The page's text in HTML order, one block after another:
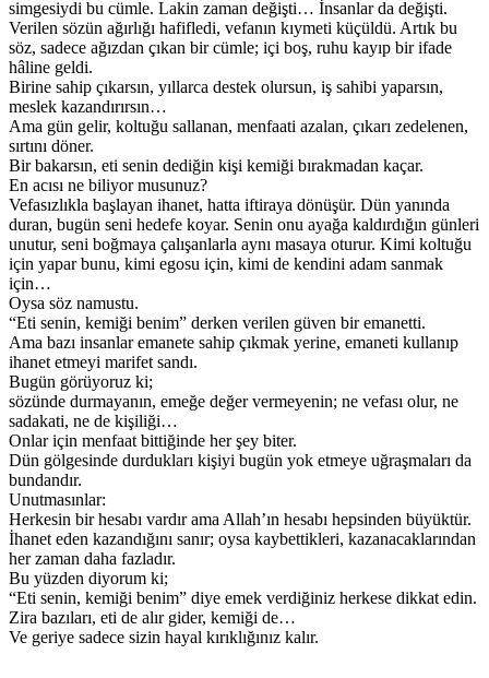
simgesiydi bu cümle. Lakin zaman değişti… İnsanlar da değişti.
Verilen sözün ağırlığı hafifledi, vefanın kıymeti küçüldü. Artık bu
söz, sadece ağızdan çıkan bir cümle; içi boş, ruhu kayıp bir ifade
hâline geldi.
Birine sahip çıkarsın, yıllarca destek olursun, iş sahibi yaparsın,
meslek kazandırırsın…
Ama gün gelir, koltuğu sallanan, menfaati azalan, çıkarı zedelenen,
sırtını döner.
Bir bakarsın, eti senin dediğin kişi kemiği bırakmadan kaçar.
En acısı ne biliyor musunuz?
Vefasızlıkla başlayan ihanet, hatta iftiraya dönüşür. Dün yanında
duran, bugün seni hedefe koyar. Senin onu ayağa kaldırdığın günleri
unutur, seni boğmaya çalışanlarla aynı masaya oturur. Kimi koltuğu
için yapar bunu, kimi egosu için, kimi de kendini adam sanmak
için…
Oysa söz namustu.
“Eti senin, kemiği benim” derken verilen güven bir emanetti.
Ama bazı insanlar emanete sahip çıkmak yerine, emaneti kullanıp
ihanet etmeyi marifet sandı.
Bugün görüyoruz ki;
sözünde durmayanın, emeğe değer vermeyenin; ne vefası olur, ne
sadakati, ne de kişiliği…
Onlar için menfaat bittiğinde her şey biter.
Dün gölgesinde durdukları kişiyi bugün yok etmeye uğraşmaları da
bundandır.
Unutmasınlar:
Herkesin bir hesabı vardır ama Allah’ın hesabı hepsinden büyüktür.
İhanet eden kazandığını sanır; oysa kaybettikleri, kazanacaklarından
her zaman daha fazladır.
Bu yüzden diyorum ki;
“Eti senin, kemiği benim” diye emek verdiğiniz herkese dikkat edin.
Zira bazıları, eti de alır gider, kemiği de…
Ve geriye sadece sizin hayal kırıklığınız kalır.